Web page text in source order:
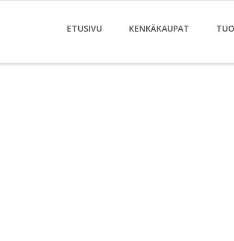
ETUSIVU KENKÄKAUPAT